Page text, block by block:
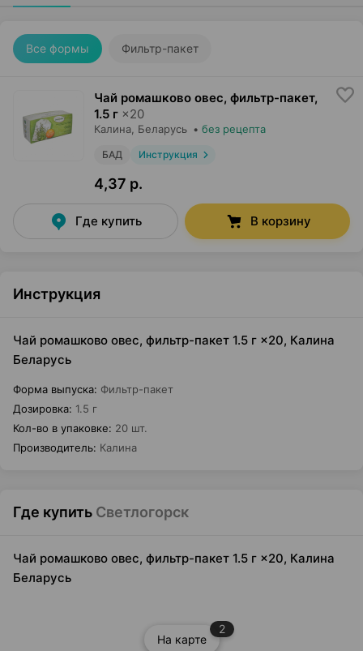
Все формы Фильтр-пакет
Чай ромашково овес, фильтр-пакет,
1.5 г ×20
Калина , Беларусь • без рецепта
БАД Инструкция
4,37 р.
Где купить В корзину
Инструкция
Чай ромашково овес, фильтр-пакет 1.5 г ×20, Калина
Беларусь
Форма выпуска: Фильтр-пакет
Дозировка: 1.5 г
Кол-во в упаковке: 20 шт.
Производитель: Калина
Где купить Светлогорск
Чай ромашково овес, фильтр-пакет 1.5 г ×20, Калина
Беларусь
На карте
2